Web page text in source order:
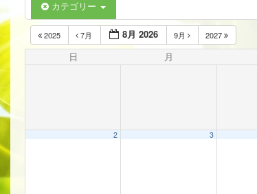
カテゴリー
2025 7月 8月 2026 9月 2027
日 月
2 3